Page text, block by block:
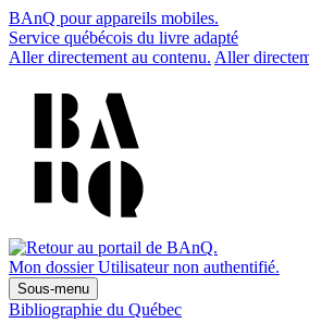
BAnQ pour appareils mobiles.
Service québécois du livre adapté
Aller directement au contenu. Aller
Mon dossier Utilisateur non authentifié.
Sous-menu
Bibliographie du Québec